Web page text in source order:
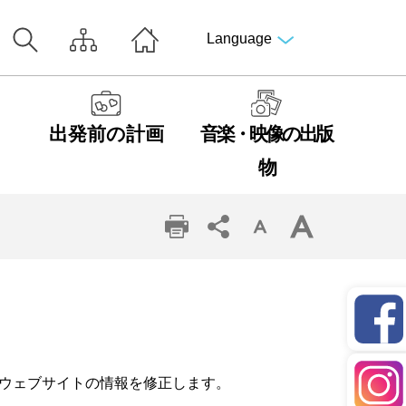
Language
出発前の計画
音楽・映像の出版
物
ブサイトの情報を修正します。